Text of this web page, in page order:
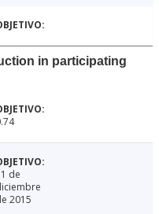
in participating
de
2015